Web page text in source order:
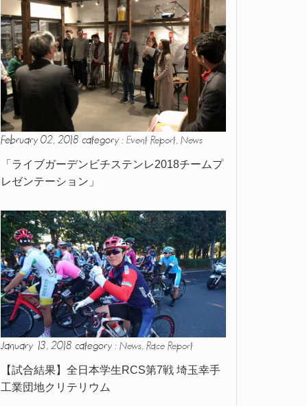
February 02, 2018 category : Event Report, News
「ライブガーデンビチステンレ2018チームプ
レゼンテーション」
January 13, 2018 category : News Race Report
【試合結果】全日本学生RCS第7戦 埼玉幸手
工業団地クリテリウム